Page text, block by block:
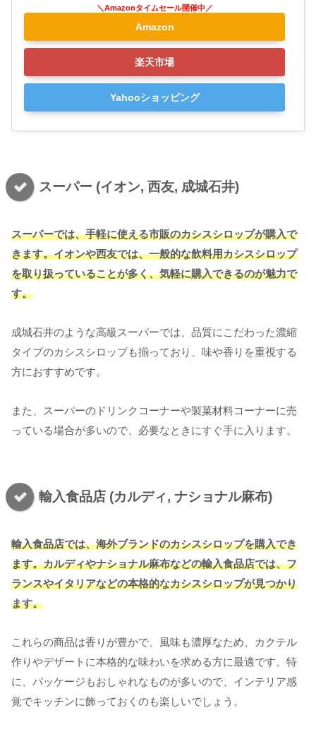
Amazon
楽天市場
Yahooショッピング
スーパー (イオン, 西友, 成城石井)
スーパーでは、手軽に使える市販のカシスシロップが購入で
きます。イオンや西友では、一般的な飲料用カシスシロップ
を取り扱っていることが多く、気軽に購入できるのが魅力で
す。
成城石井のような高級スーパーでは、品質にこだわった濃縮
タイプのカシスシロップも揃っており、味や香りを重視する
方におすすめです。
また、スーパーのドリンクコーナーや製菓材料コーナーに売
っている場合が多いので、必要なときにすぐ手に入ります。
輸入食品店 (カルディ, ナショナル麻布)
輸入食品店では、海外ブランドのカシスシロップを購入でき
ます。カルディやナショナル麻布などの輸入食品店では、フ
ランスやイタリアなどの本格的なカシスシロップが見つかり
ます。
これらの商品は香りが豊かで、風味も濃厚なため、カクテル
作りやデザートに本格的な味わいを求める方に最適です。特
に、パッケージもおしゃれなものが多いので、インテリア感
覚でキッチンに飾っておくのも楽しいでしょう。